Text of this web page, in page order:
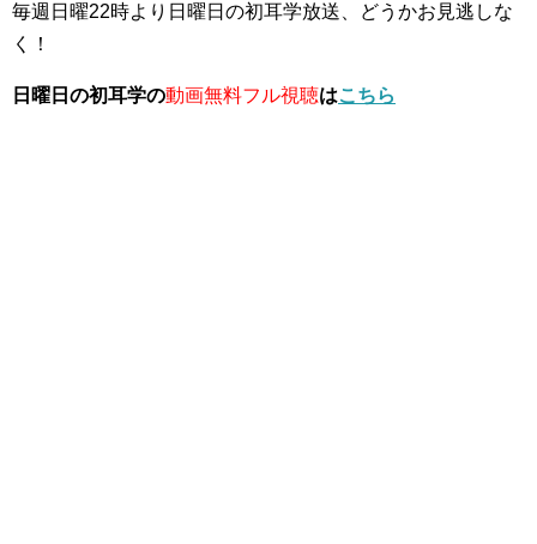
毎週日曜22時より日曜日の初耳学放送、どうかお見逃しな
く！
日曜日の初耳学の動画無料フル視聴はこちら